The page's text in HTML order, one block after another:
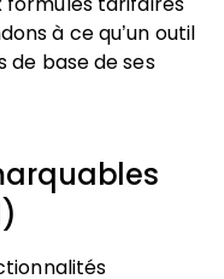
à ce qu’un outil
de base de ses